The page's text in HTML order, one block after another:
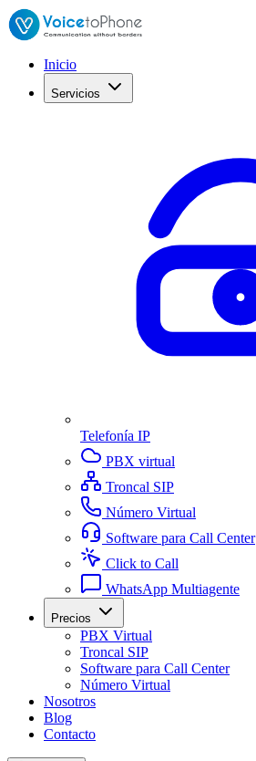
Inicio
Servicios
Telefonía IP
PBX virtual
Troncal SIP
Número Virtual
Software para Call Center
Click to Call
WhatsApp Multiagente
Precios
PBX Virtual
Troncal SIP
Software para Call Center
Número Virtual
Nosotros
Blog
Contacto